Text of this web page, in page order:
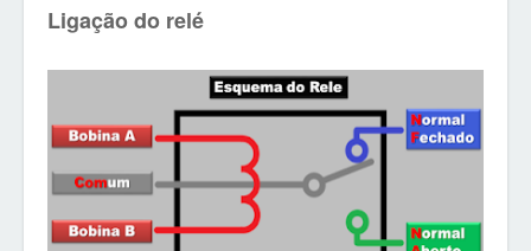
Ligação do relé